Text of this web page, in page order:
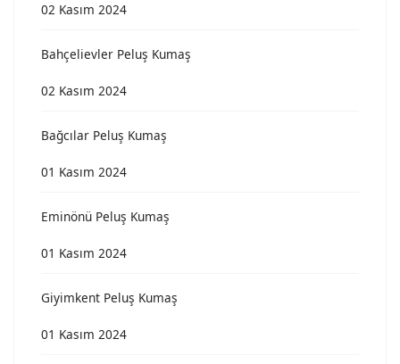
02 Kasım 2024
Bahçelievler Peluş Kumaş
02 Kasım 2024
Bağcılar Peluş Kumaş
01 Kasım 2024
Eminönü Peluş Kumaş
01 Kasım 2024
Giyimkent Peluş Kumaş
01 Kasım 2024